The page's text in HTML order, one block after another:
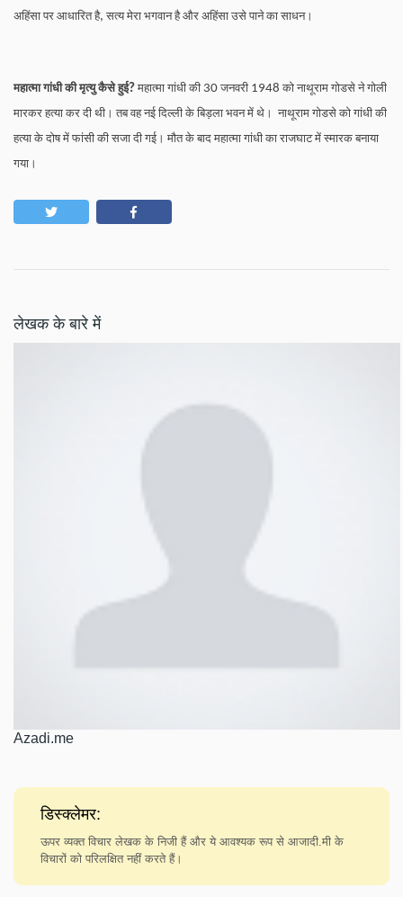
अहिंसा पर आधारित है, सत्य मेरा भगवान है और अहिंसा उसे पाने का साधन।
महात्मा गांधी की मृत्यु कैसे हुई? महात्मा गांधी की 30 जनवरी 1948 को नाथूराम गोडसे ने गोली
मारकर हत्या कर दी थी। तब वह नई दिल्ली के बिड़ला भवन में थे। नाथूराम गोडसे को गांधी की
हत्या के दोष में फांसी की सजा दी गई। मौत के बाद महात्मा गांधी का राजघाट में स्मारक बनाया
गया।
लेखक के बारे में
Azadi.me
डिस्क्लेमर:
ऊपर व्यक्त विचार लेखक के निजी हैं और ये आवश्यक रूप से आजादी.मी के
विचारों को परिलक्षित नहीं करते हैं।